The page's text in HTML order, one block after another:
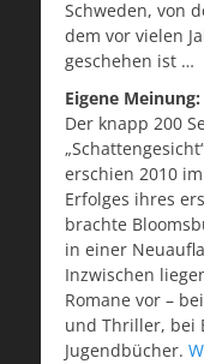
Schweden, von
dem vor vielen
geschehen ist …
Eigene Meinung:
Der knapp 200
erschien 2010
Erfolges ihres
brachte
in einer
Inzwischen
Romane vor –
und Thriller, bei
Jugendbücher.